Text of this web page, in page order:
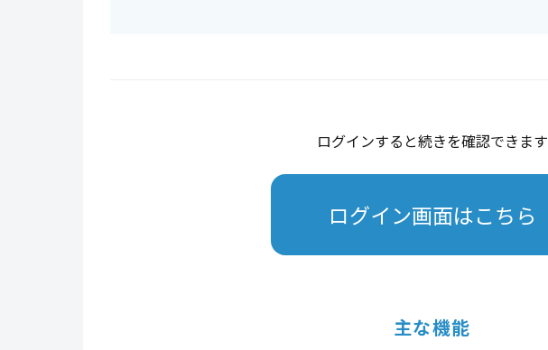
ログインすると続きを確認できます
ログイン画面はこちら
主な機能